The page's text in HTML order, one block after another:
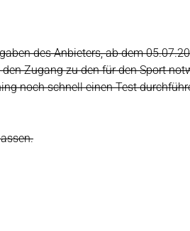
des Anbieters, ab dem
Zugang zu den für den Sport
noch schnell einen Test